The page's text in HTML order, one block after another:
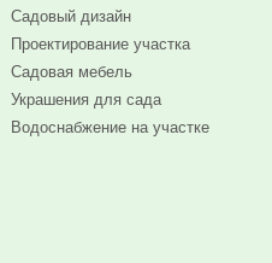
Садовый дизайн
Проектирование участка
Садовая мебель
Украшения для сада
Водоснабжение на участке